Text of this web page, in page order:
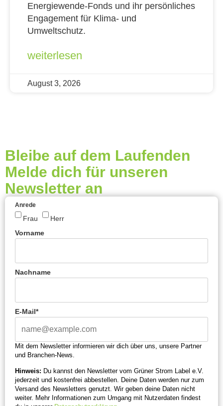
Energiewende-Fonds und ihr persönliches
Engagement für Klima- und
Umweltschutz.
weiterlesen
August 3, 2026
Bleibe auf dem Laufenden
Melde dich für unseren
Newsletter an
Anrede
Frau
Herr
Vorname
Nachname
E-Mail*
Mit dem Newsletter informieren wir dich über uns, unsere Partner
und Branchen-News.
Hinweis: Du kannst den Newsletter vom Grüner Strom Label e.V.
jederzeit und kostenfrei abbestellen. Deine Daten werden nur zum
Versand des Newsletters genutzt. Wir geben deine Daten nicht
weiter. Mehr Informationen zum Umgang mit Nutzerdaten findest